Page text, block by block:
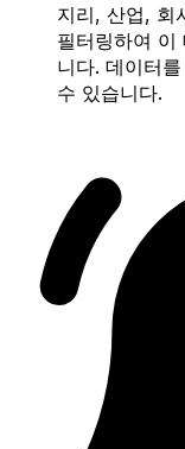
지리, 산업, 회
필터링하여 이
니다. 데이터
수 있습니다.